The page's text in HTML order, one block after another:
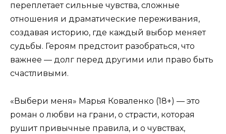
переплетает сильные чувства, сложные
отношения и драматические переживания,
создавая историю, где каждый выбор меняет
судьбы. Героям предстоит разобраться, что
важнее — долг перед другими или право быть
счастливыми.
«Выбери меня» Марья Коваленко (18+) — это
роман о любви на грани, о страсти, которая
рушит привычные правила, и о чувствах,